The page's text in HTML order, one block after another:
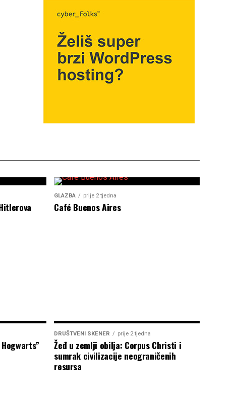
GLAZBA prije 2 tjedna
Café Buenos Aires
DRUŠTVENI SKENER prije 2 tjedna
Žeđ u zemlji obilja: Corpus Christi i
sumrak civilizacije neograničenih
resursa